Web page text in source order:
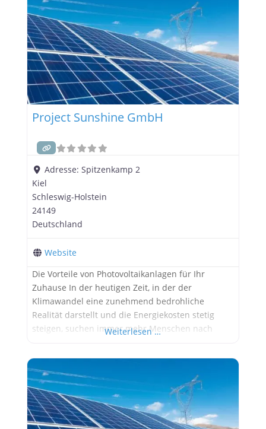
Project Sunshine GmbH
Adresse:Spitzenkamp 2
Kiel
Schleswig-Holstein
24149
Deutschland
Website
Die Vorteile von Photovoltaikanlagen für Ihr
Zuhause In der heutigen Zeit, in der der
Klimawandel eine zunehmend bedrohliche
Realität darstellt und die Energiekosten stetig
steigen, suchen immer mehr Menschen nach
Energieversorgung. Eine dieser Lösungen sind
Photovoltaikanlagen, die es ermöglichen,
Sonnenenergie in saubere und kostengünstige
Elektrizität umzuwandeln. Hier sind drei wichtige
Vorteile, die der Einsatz von Photovoltaikanlagen
Weiterlesen …